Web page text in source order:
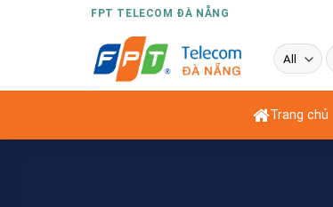
FPT TELECOM ĐÀ NẴNG
Trang chủ